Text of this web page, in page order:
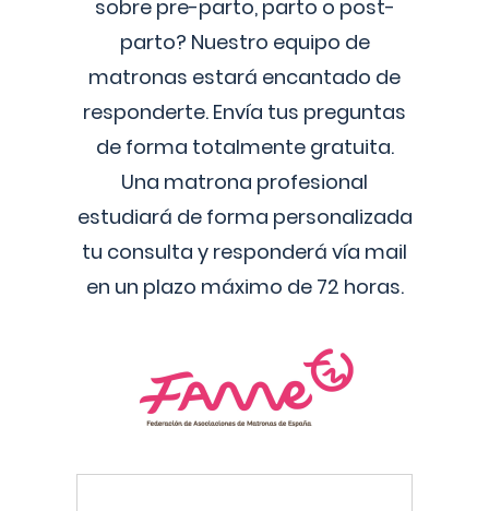
sobre pre-parto, parto o post-
parto? Nuestro equipo de
matronas estará encantado de
responderte. Envía tus preguntas
de forma totalmente gratuita.
Una matrona profesional
estudiará de forma personalizada
tu consulta y responderá vía mail
en un plazo máximo de 72 horas.